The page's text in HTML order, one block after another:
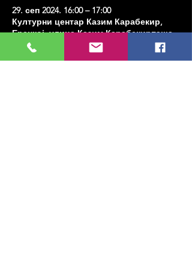
29. сеп 2024. 16:00 – 17:00
Културни центар Казим Карабекир,
Еренкој, улица Казим Карабекирпаша
Но:8 Д:16, 34738 Кадıкои/Истанбул,
Туркиие